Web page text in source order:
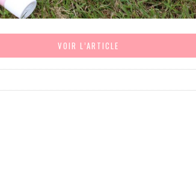
VOIR L’ARTICLE